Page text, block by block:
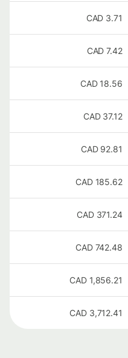
3.71
CAD
7.42
CAD
18.56
CAD
37.12
CAD
92.81
CAD
185.62
CAD
371.24
CAD
742.48
CAD
1,856.21
CAD
3,712.41
CAD